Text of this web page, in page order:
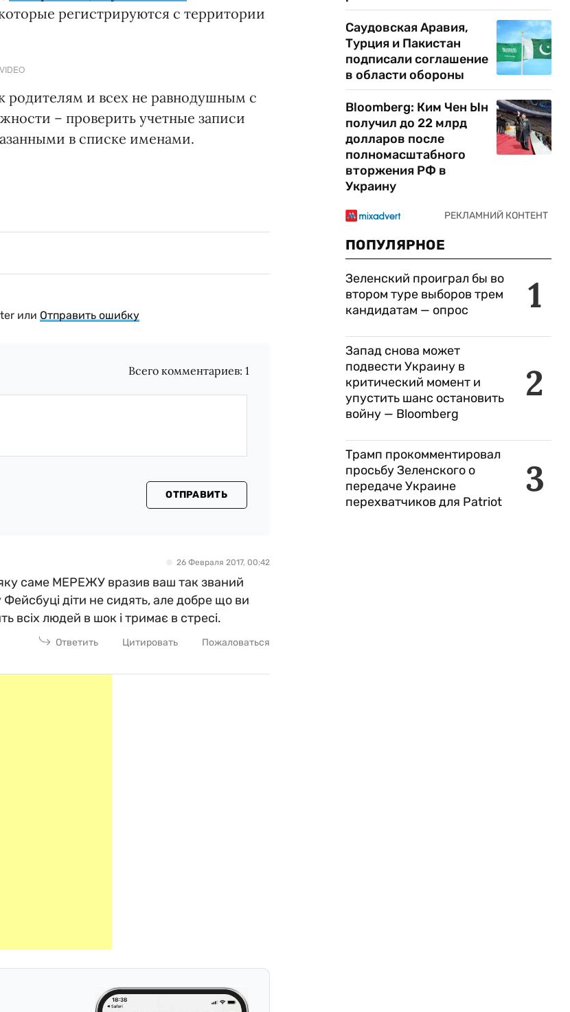
регистрируются с территории
родителям и всех не равнодушным с
– проверить учетные записи
в списке именами.
или Отправить ошибку
Всего комментариев:1
ОТПРАВИТЬ
26 Февраля 2017, 00:42
саме МЕРЕЖУ вразив ваш так званий
діти не сидять, але добре що ви
всіх людей в шок і тримає в стресі.
Ответить Цитировать Пожаловаться
Саудовская Аравия,
Турция и Пакистан
подписали соглашение
в области обороны
Bloomberg: Ким Чен Ын
получил до 22 млрд
долларов после
полномасштабного
вторжения РФ в
Украину
ПОПУЛЯРНОЕ
1
Зеленский проиграл бы во
втором туре выборов трем
кандидатам — опрос
2
Запад снова может
подвести Украину в
критический момент и
упустить шанс остановить
войну — Bloomberg
3
Трамп прокомментировал
просьбу Зеленского о
передаче Украине
перехватчиков для Patriot